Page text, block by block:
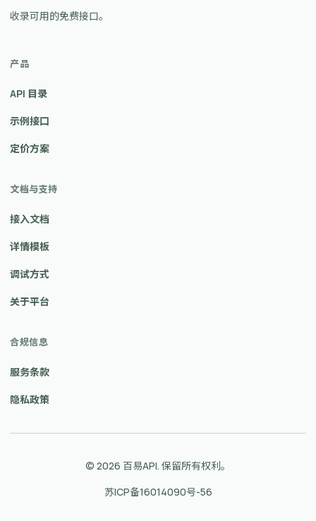
收录可用的免费接口。
产品
API 目录
示例接口
定价方案
文档与支持
接入文档
详情模板
调试方式
关于平台
合规信息
服务条款
隐私政策
© 2026 百易API. 保留所有权利。
苏ICP备16014090号-56